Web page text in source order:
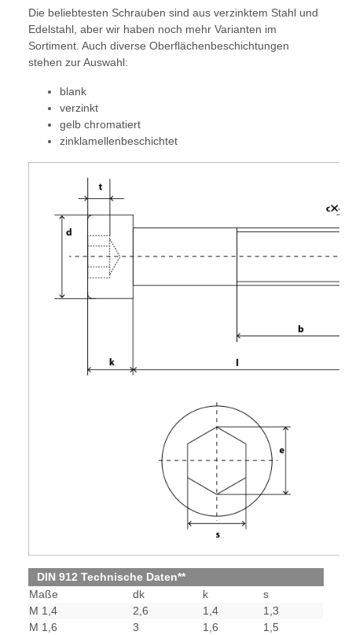
Die beliebtesten Schrauben sind aus verzinktem Stahl und
Edelstahl, aber wir haben noch mehr Varianten im
Sortiment. Auch diverse Oberflächenbeschichtungen
stehen zur Auswahl:
blank
verzinkt
gelb chromatiert
zinklamellenbeschichtet
DIN 912 Technische Daten**
Maße
dk k
s
M 1,4
2,6 1,4
1,3
M 1,6
3 1,6
1,5